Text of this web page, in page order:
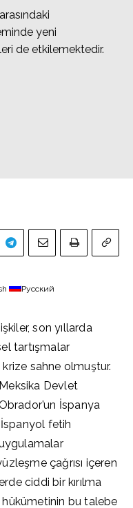
yeni
de etkilemektedir.
Русский
son yıllarda
tartışmalar
sahne olmuştur.
Devlet
İspanya
İspanyol fetih
çağrısı içeren
ciddi bir kırılma
bu talebe